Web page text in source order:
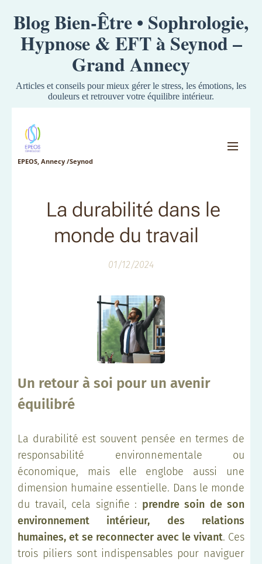
Blog Bien-Être • Sophrologie,
Hypnose & EFT à Seynod –
Grand Annecy
Articles et conseils pour mieux gérer le stress, les émotions, les
douleurs et retrouver votre équilibre intérieur.
EPEOS, Annecy /Seynod
La durabilité dans le
monde du travail
01/12/2024
Un retour à soi pour un avenir
équilibré
La durabilité est souvent pensée en termes de
responsabilité environnementale ou
économique, mais elle englobe aussi une
dimension humaine essentielle. Dans le monde
du travail, cela signifie : prendre soin de son
environnement intérieur, des relations
humaines, et se reconnecter avec le vivant. Ces
trois piliers sont indispensables pour naviguer